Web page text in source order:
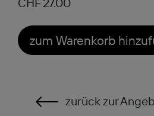
zum Warenkorb
zurück zur